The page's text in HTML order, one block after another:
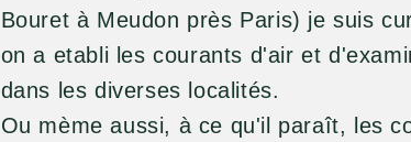
Bouret à Meudon près Paris) je suis
on a etabli les courants d'air et
dans les diverses localités.
Ou mème aussi, à ce qu'il paraît, les